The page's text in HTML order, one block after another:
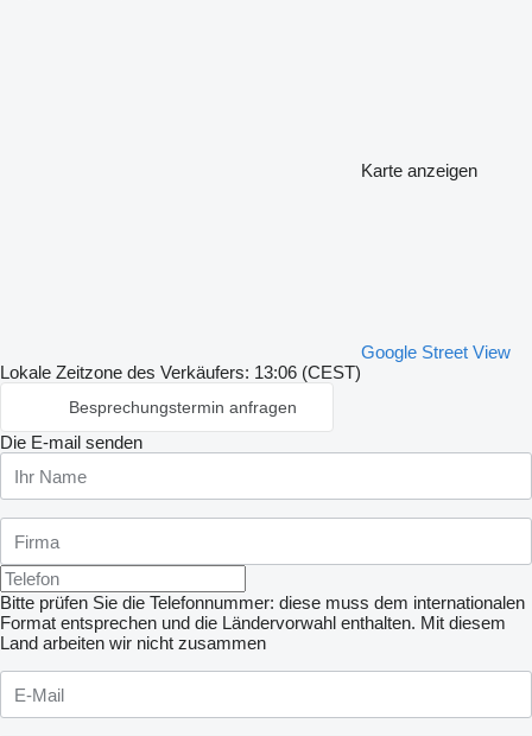
Karte anzeigen
Google Street View
Lokale Zeitzone des Verkäufers: 13:06 (CEST)
Besprechungstermin anfragen
Die E-mail senden
Bitte prüfen Sie die Telefonnummer: diese muss dem internationalen
Format entsprechen und die Ländervorwahl enthalten. Mit diesem
Land arbeiten wir nicht zusammen